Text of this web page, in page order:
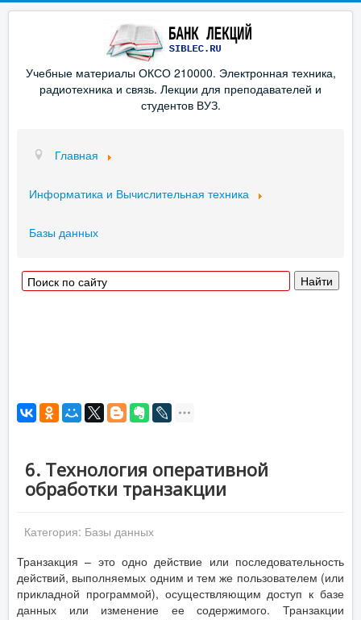
Учебные материалы ОКСО 210000. Электронная техника,
радиотехника и связь. Лекции для преподавателей и
студентов ВУЗ.
Главная
Информатика и Вычислительная техника
Базы данных
6. Технология оперативной
обработки транзакции
Категория: Базы данных
Транзакция – это одно действие или последовательность
действий, выполняемых одним и тем же пользователем (или
прикладной программой), осуществляющим доступ к базе
данных или изменение ее содержимого. Транзакции